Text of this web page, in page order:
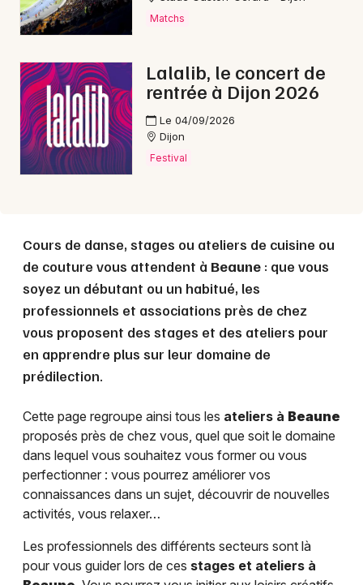
Matchs
Lalalib, le concert de
rentrée à Dijon 2026
Le 04/09/2026
Dijon
Festival
Cours de danse, stages ou ateliers de cuisine ou
de couture vous attendent à Beaune : que vous
soyez un débutant ou un habitué, les
professionnels et associations près de chez
vous proposent des stages et des ateliers pour
en apprendre plus sur leur domaine de
prédilection.
Cette page regroupe ainsi tous les ateliers à Beaune
proposés près de chez vous, quel que soit le domaine
dans lequel vous souhaitez vous former ou vous
perfectionner : vous pourrez améliorer vos
connaissances dans un sujet, découvrir de nouvelles
activités, vous relaxer…
Les professionnels des différents secteurs sont là
pour vous guider lors de ces stages et ateliers à